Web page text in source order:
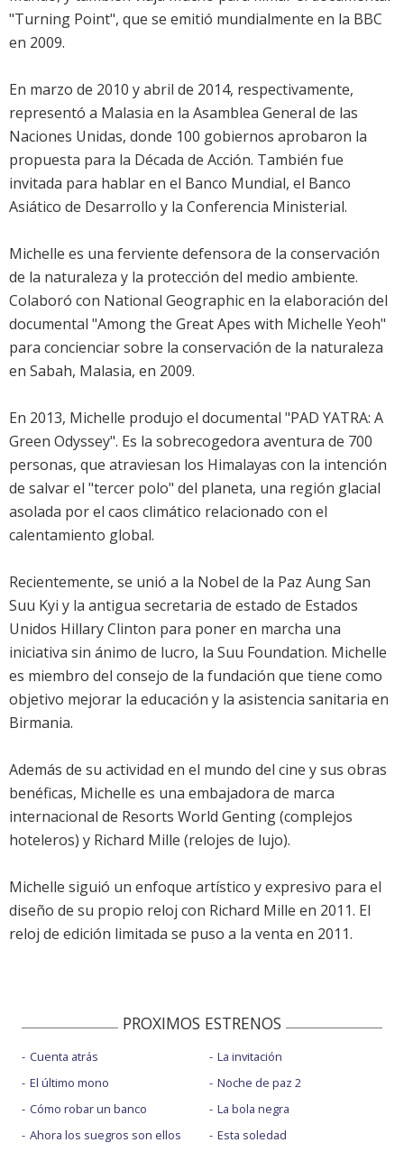
"Turning Point", que se emitió mundialmente en la BBC
en 2009.
En marzo de 2010 y abril de 2014, respectivamente,
representó a Malasia en la Asamblea General de las
Naciones Unidas, donde 100 gobiernos aprobaron la
propuesta para la Década de Acción. También fue
invitada para hablar en el Banco Mundial, el Banco
Asiático de Desarrollo y la Conferencia Ministerial.
Michelle es una ferviente defensora de la conservación
de la naturaleza y la protección del medio ambiente.
Colaboró con National Geographic en la elaboración del
documental "Among the Great Apes with Michelle Yeoh"
para concienciar sobre la conservación de la naturaleza
en Sabah, Malasia, en 2009.
En 2013, Michelle produjo el documental "PAD YATRA: A
Green Odyssey". Es la sobrecogedora aventura de 700
personas, que atraviesan los Himalayas con la intención
de salvar el "tercer polo" del planeta, una región glacial
asolada por el caos climático relacionado con el
calentamiento global.
Recientemente, se unió a la Nobel de la Paz Aung San
Suu Kyi y la antigua secretaria de estado de Estados
Unidos Hillary Clinton para poner en marcha una
iniciativa sin ánimo de lucro, la Suu Foundation. Michelle
es miembro del consejo de la fundación que tiene como
objetivo mejorar la educación y la asistencia sanitaria en
Birmania.
Además de su actividad en el mundo del cine y sus obras
benéficas, Michelle es una embajadora de marca
internacional de Resorts World Genting (complejos
hoteleros) y Richard Mille (relojes de lujo).
Michelle siguió un enfoque artístico y expresivo para el
diseño de su propio reloj con Richard Mille en 2011. El
reloj de edición limitada se puso a la venta en 2011.
PROXIMOS ESTRENOS
Cuenta atrás
El último mono
Cómo robar un banco
Ahora los suegros son ellos
La invitación
Noche de paz 2
La bola negra
Esta soledad